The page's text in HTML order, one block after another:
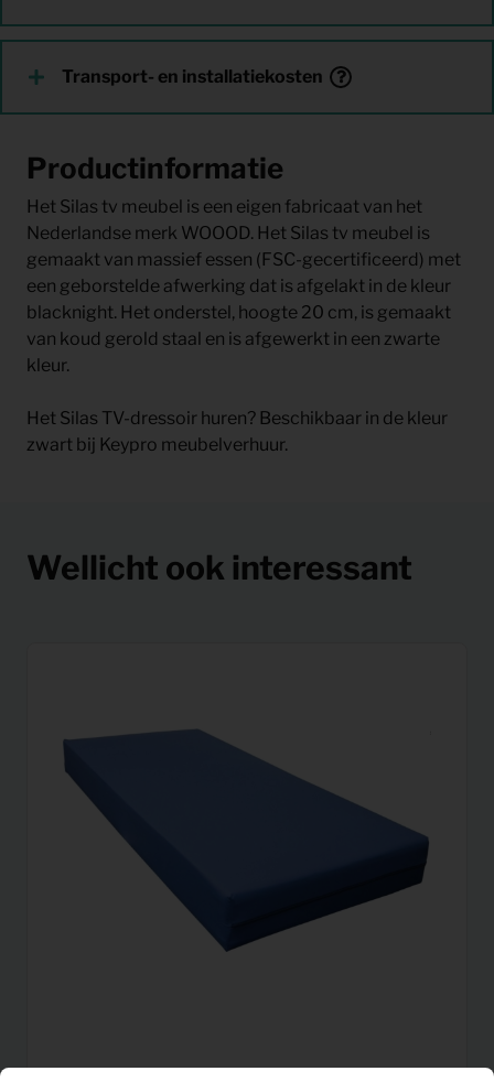
Transport- en installatiekosten
Productinformatie
Het Silas tv meubel is een eigen fabricaat van het
Nederlandse merk WOOOD. Het Silas tv meubel is
gemaakt van massief essen (FSC-gecertificeerd) met
een geborstelde afwerking dat is afgelakt in de kleur
blacknight. Het onderstel, hoogte 20 cm, is gemaakt
van koud gerold staal en is afgewerkt in een zwarte
kleur.
Het Silas TV-dressoir huren? Beschikbaar in de kleur
zwart bij Keypro meubelverhuur.
Wellicht ook interessant